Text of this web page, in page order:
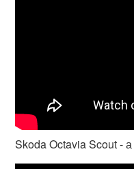
Skoda Octavia Scout - а